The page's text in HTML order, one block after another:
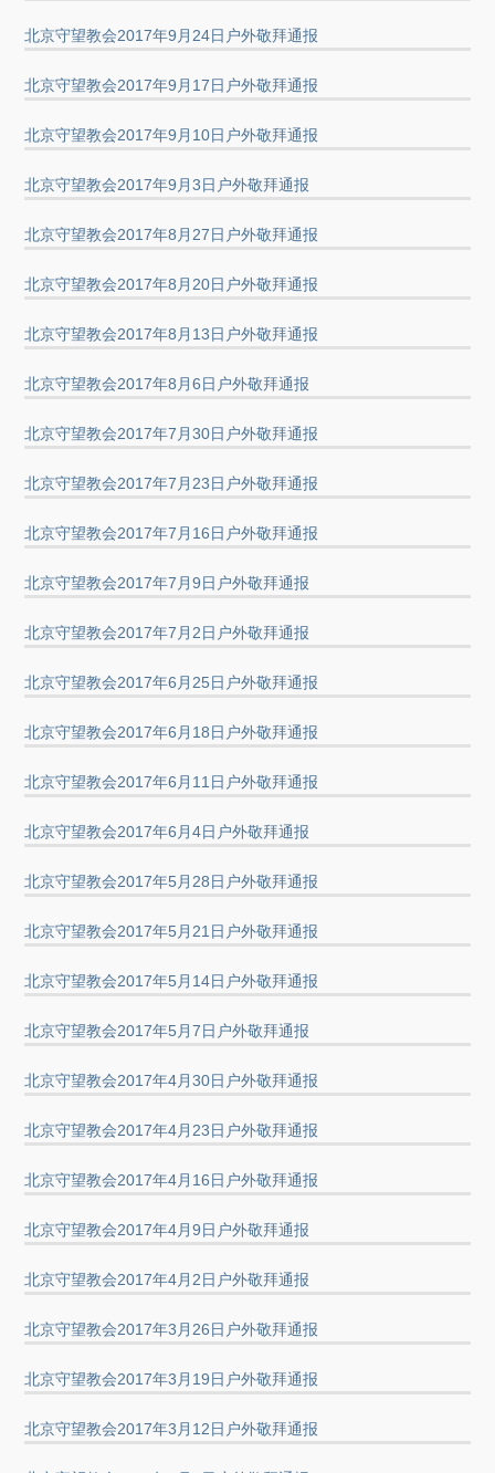
北京守望教会2017年9月24日户外敬拜通报
北京守望教会2017年9月17日户外敬拜通报
北京守望教会2017年9月10日户外敬拜通报
北京守望教会2017年9月3日户外敬拜通报
北京守望教会2017年8月27日户外敬拜通报
北京守望教会2017年8月20日户外敬拜通报
北京守望教会2017年8月13日户外敬拜通报
北京守望教会2017年8月6日户外敬拜通报
北京守望教会2017年7月30日户外敬拜通报
北京守望教会2017年7月23日户外敬拜通报
北京守望教会2017年7月16日户外敬拜通报
北京守望教会2017年7月9日户外敬拜通报
北京守望教会2017年7月2日户外敬拜通报
北京守望教会2017年6月25日户外敬拜通报
北京守望教会2017年6月18日户外敬拜通报
北京守望教会2017年6月11日户外敬拜通报
北京守望教会2017年6月4日户外敬拜通报
北京守望教会2017年5月28日户外敬拜通报
北京守望教会2017年5月21日户外敬拜通报
北京守望教会2017年5月14日户外敬拜通报
北京守望教会2017年5月7日户外敬拜通报
北京守望教会2017年4月30日户外敬拜通报
北京守望教会2017年4月23日户外敬拜通报
北京守望教会2017年4月16日户外敬拜通报
北京守望教会2017年4月9日户外敬拜通报
北京守望教会2017年4月2日户外敬拜通报
北京守望教会2017年3月26日户外敬拜通报
北京守望教会2017年3月19日户外敬拜通报
北京守望教会2017年3月12日户外敬拜通报